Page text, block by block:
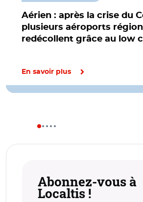
Aérien : après la crise du
plusieurs aéroports
redécollent grâce au low
En savoir plus
Abonnez-vous à
Localtis !